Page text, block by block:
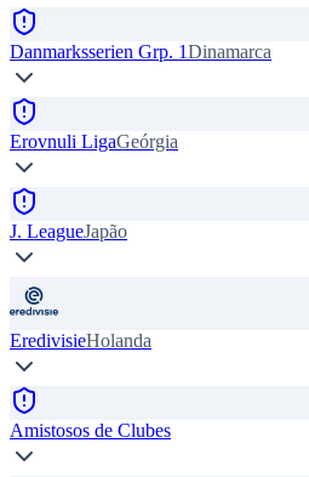
Danmarksserien Grp. 1Dinamarca
Erovnuli LigaGeórgia
J. LeagueJapão
EredivisieHolanda
Amistosos de Clubes